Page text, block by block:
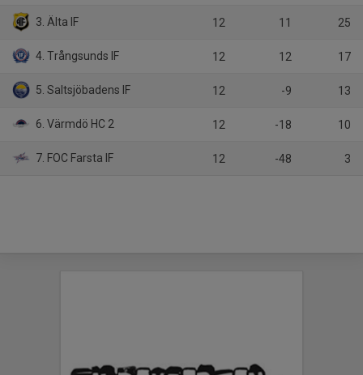
3. Älta IF 12 11 25
4. Trångsunds IF 12 12 17
5. Saltsjöbadens IF 12 -9 13
6. Värmdö HC 2 12 -18 10
7. FOC Farsta IF 12 -48 3